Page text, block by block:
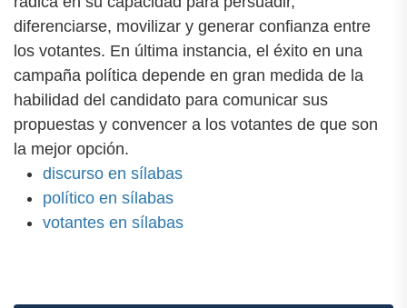
diferenciarse, movilizar y generar confianza entre
los votantes. En última instancia, el éxito en una
campaña política depende en gran medida de la
habilidad del candidato para comunicar sus
propuestas y convencer a los votantes de que son
la mejor opción.
discurso en sílabas
político en sílabas
votantes en sílabas